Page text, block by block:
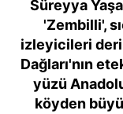
Süreyya
'Zembilli',
izleyicileri
Dağları'nın
yüzü
köyden